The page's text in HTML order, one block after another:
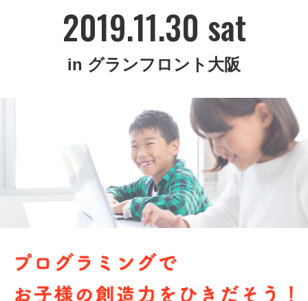
2019.11.30 sat
in グランフロント大阪